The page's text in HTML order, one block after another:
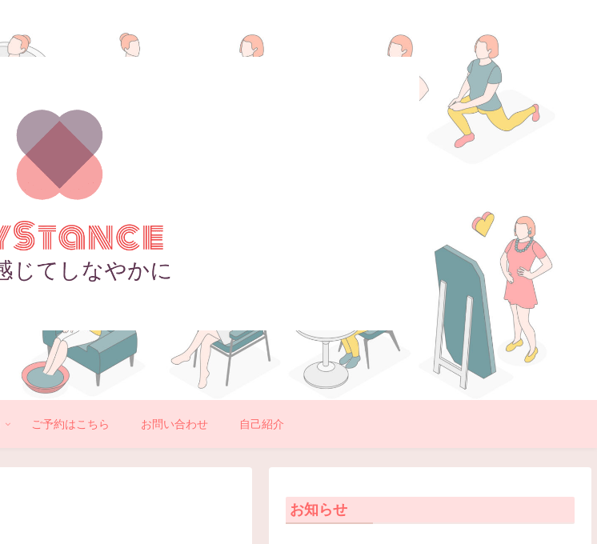
ご予約はこちら お問い合わせ 自己紹介
お知らせ